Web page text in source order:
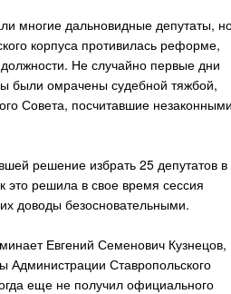
многие дальновидные депутаты,
корпуса противилась реформе,
Не случайно первые дни
были омрачены судебной тяжбой,
Совета, посчитавшие
решение избрать 25 депутатов в
это решила в свое время сессия
доводы безосновательными.
Евгений Семенович Кузнецов,
Администрации Ставропольского
еще не получил официального